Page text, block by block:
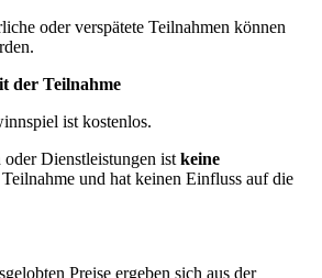
oder verspätete Teilnahmen können
der Teilnahme
ist kostenlos.
Dienstleistungen ist keine
und hat keinen Einfluss auf die
Preise ergeben sich aus der